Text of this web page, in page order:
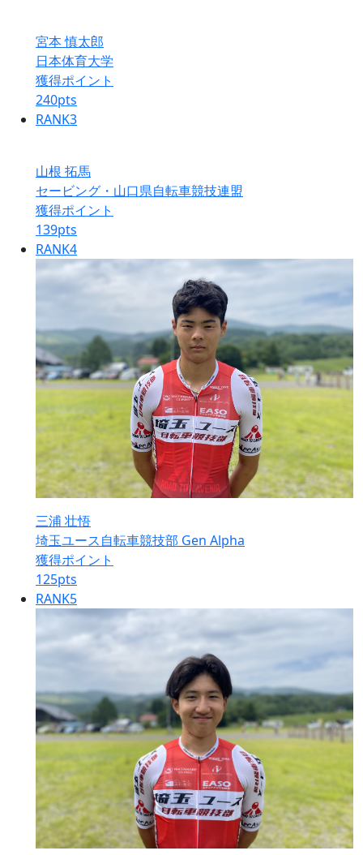
宮本 慎太郎
日本体育大学
獲得ポイント
240pts
RANK3
山根 拓馬
セービング・山口県自転車競技連盟
獲得ポイント
139pts
RANK4
三浦 壮悟
埼玉ユース自転車競技部 Gen Alpha
獲得ポイント
125pts
RANK5